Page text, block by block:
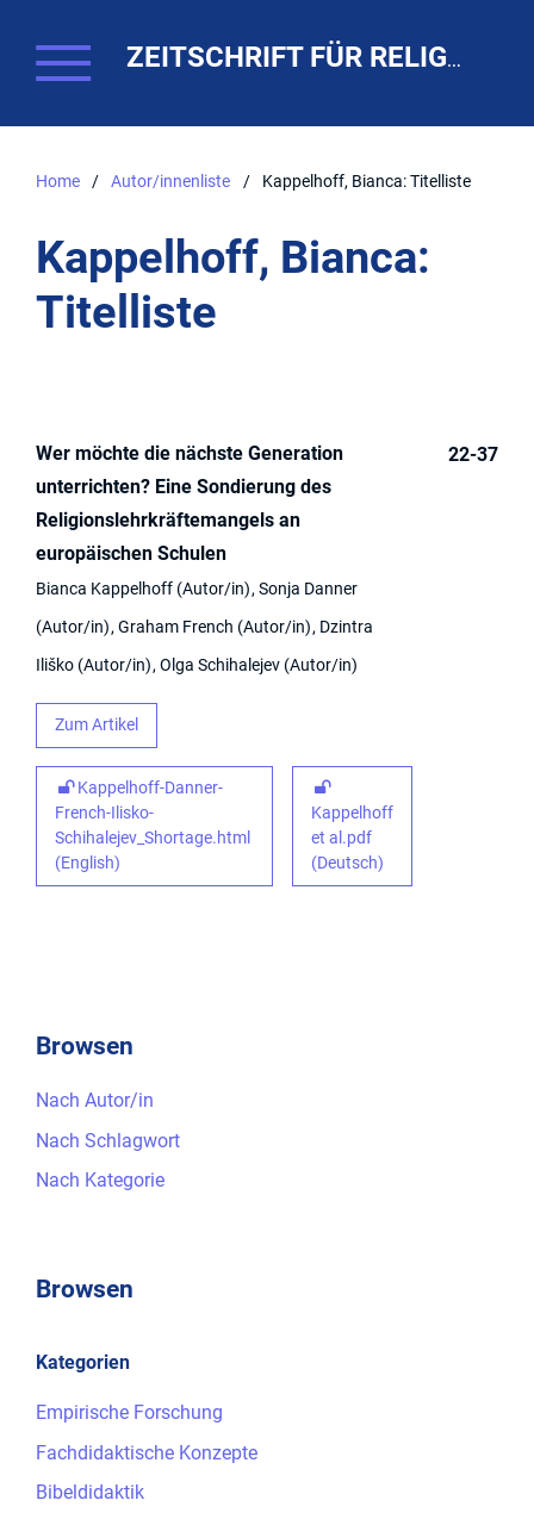
ZEITSCHRIFT FÜR RELIGIONSPÄDAGOGIK. THEO-WEB
Home / Autor/innenliste / Kappelhoff, Bianca: Titelliste
Kappelhoff, Bianca:
Titelliste
Wer möchte die nächste Generation
unterrichten? Eine Sondierung des
Religionslehrkräftemangels an
europäischen Schulen
Bianca Kappelhoff Autor/in
Sonja Danner
Autor/in
Graham French Autor/in
Dzintra
Iliško Autor/in Olga Schihalejev Autor/in
Zum Artikel
Kappelhoff-Danner-
French-Ilisko-
Schihalejev_Shortage.html
(English)
Kappelhoff
et al.pdf
(Deutsch)
22-37
Browsen
Nach Autor/in
Nach Schlagwort
Nach Kategorie
Browsen
Kategorien
Empirische Forschung
Fachdidaktische Konzepte
Bibeldidaktik